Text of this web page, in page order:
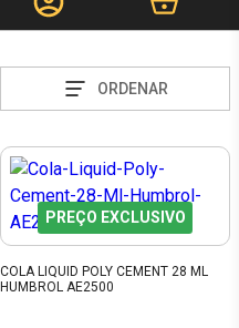
ORDENAR
PREÇO EXCLUSIVO
COLA LIQUID POLY CEMENT 28 ML
HUMBROL AE2500